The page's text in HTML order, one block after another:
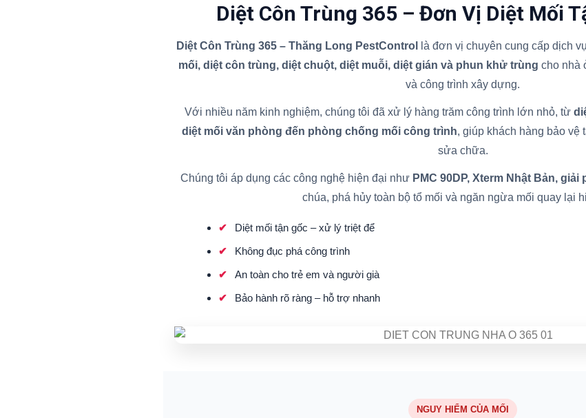
Diệt Côn Trùng 365 – Đơn Vị Diệt Mối
Diệt Côn Trùng 365 – Thăng Long PestControl là đơn vị chuyên cung cấp dịch vụ
mối, diệt côn trùng, diệt chuột, diệt muỗi, diệt gián và phun khử trùng cho nhà
và công trình xây dựng.
Với nhiều năm kinh nghiệm, chúng tôi đã xử lý hàng trăm công trình lớn nhỏ, từ
diệt mối văn phòng đến phòng chống mối công trình, giúp khách hàng bảo vệ
sửa chữa.
Chúng tôi áp dụng các công nghệ hiện đại như PMC 90DP, Xterm Nhật Bản, giải
chúa, phá hủy toàn bộ tổ mối và ngăn ngừa mối quay lại
Diệt mối tận gốc – xử lý triệt để
Không đục phá công trình
An toàn cho trẻ em và người già
Bảo hành rõ ràng – hỗ trợ nhanh
NGUY HIỂM CỦA MỐI